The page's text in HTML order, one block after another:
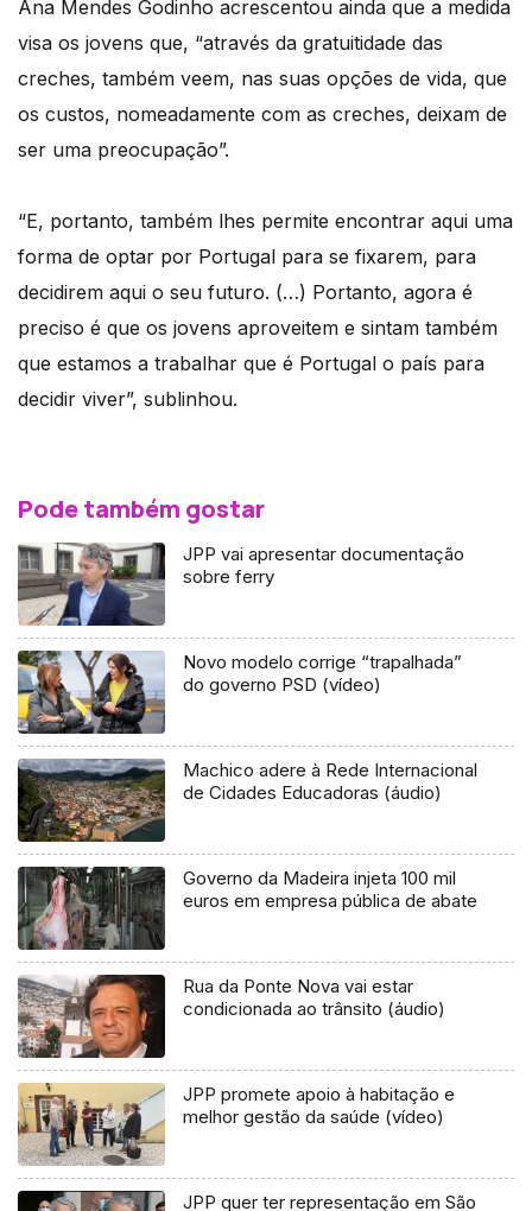
Ana Mendes Godinho acrescentou ainda que a medida
visa os jovens que, “através da gratuitidade das
creches, também veem, nas suas opções de vida, que
os custos, nomeadamente com as creches, deixam de
ser uma preocupação”.
“E, portanto, também lhes permite encontrar aqui uma
forma de optar por Portugal para se fixarem, para
decidirem aqui o seu futuro. (…) Portanto, agora é
preciso é que os jovens aproveitem e sintam também
que estamos a trabalhar que é Portugal o país para
decidir viver”, sublinhou.
Pode também gostar
JPP vai apresentar documentação
sobre ferry
Novo modelo corrige “trapalhada”
do governo PSD (vídeo)
Machico adere à Rede Internacional
de Cidades Educadoras (áudio)
Governo da Madeira injeta 100 mil
euros em empresa pública de abate
Rua da Ponte Nova vai estar
condicionada ao trânsito (áudio)
JPP promete apoio à habitação e
melhor gestão da saúde (vídeo)
JPP quer ter representação em São